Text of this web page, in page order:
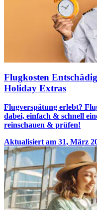
Flugkosten
Holiday Extras
Flugverspätung erlebt?
dabei, einfach & schnell
reinschauen & prüfen!
Aktualisiert am 31, März